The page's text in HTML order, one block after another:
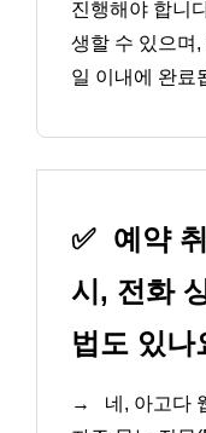
진행해야 합니
생할 수 있으며
일 이내에 완료
✅ 예약
시, 전화
법도 있나
→
네, 아고다